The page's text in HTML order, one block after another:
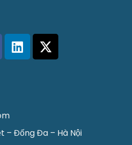
– Đống Đa – Hà Nội